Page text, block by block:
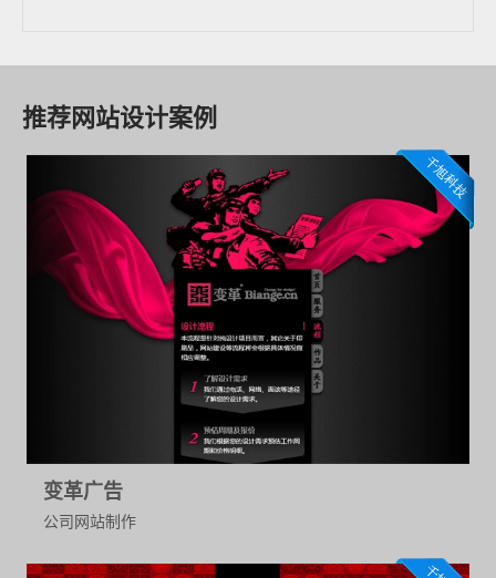
推荐网站设计案例
变革广告
公司网站制作